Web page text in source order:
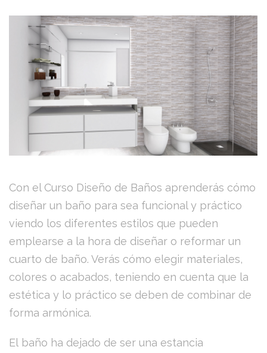
Con el Curso Diseño de Baños aprenderás cómo
diseñar un baño para sea funcional y práctico
viendo los diferentes estilos que pueden
emplearse a la hora de diseñar o reformar un
cuarto de baño. Verás cómo elegir materiales,
colores o acabados, teniendo en cuenta que la
estética y lo práctico se deben de combinar de
forma armónica.
El baño ha dejado de ser una estancia